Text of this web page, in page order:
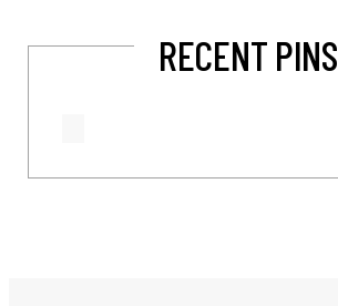
RECENT PINS